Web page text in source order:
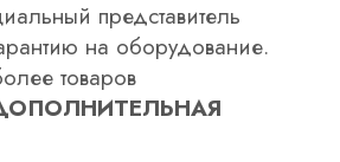
представитель
на оборудование.
товаров